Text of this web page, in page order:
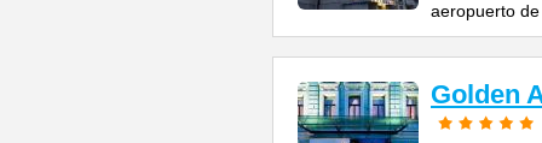
aeropuerto de
Golden